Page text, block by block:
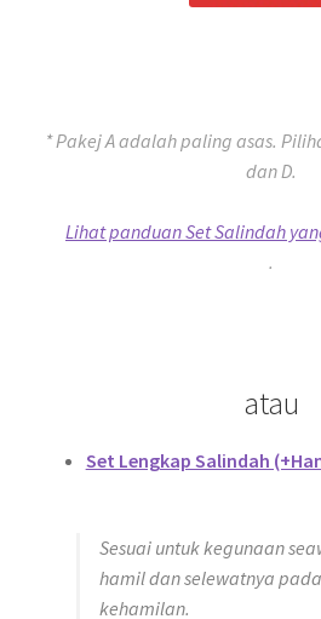
* Pakej A adalah paling asas.
dan D.
Lihat panduan Set Salindah
.
atau
Set Lengkap Salindah
Sesuai untuk kegunaan
hamil dan selewatnya
kehamilan.